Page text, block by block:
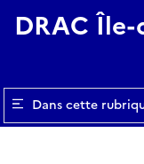
DRAC Île-
Dans cette